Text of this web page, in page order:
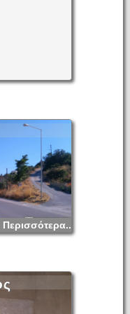
Περισσότερα...